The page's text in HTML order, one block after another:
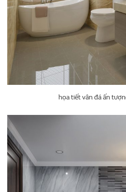
họa tiết vân đá ấn